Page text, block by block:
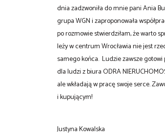
dnia zadzwoniła do mnie pani Ania
grupa WGN i zaproponowała
po rozmowie stwierdziłam, że warto
leży w centrum Wrocławia nie jest
samego końca. Ludzie zawsze
dla ludzi z biura ODRA
ale wkładają w pracę swoje serce.
i kupującym!
Justyna Kowalska